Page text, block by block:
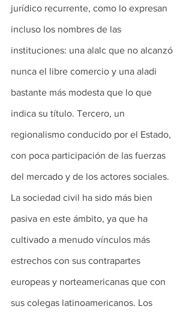
jurídico recurrente, como lo expresan
incluso los nombres de las
instituciones: una alalc que no alcanzó
nunca el libre comercio y una aladi
bastante más modesta que lo que
indica su título. Tercero, un
regionalismo conducido por el Estado,
con poca participación de las fuerzas
del mercado y de los actores sociales.
La sociedad civil ha sido más bien
pasiva en este ámbito, ya que ha
cultivado a menudo vínculos más
estrechos con sus contrapartes
europeas y norteamericanas que con
sus colegas latinoamericanos. Los